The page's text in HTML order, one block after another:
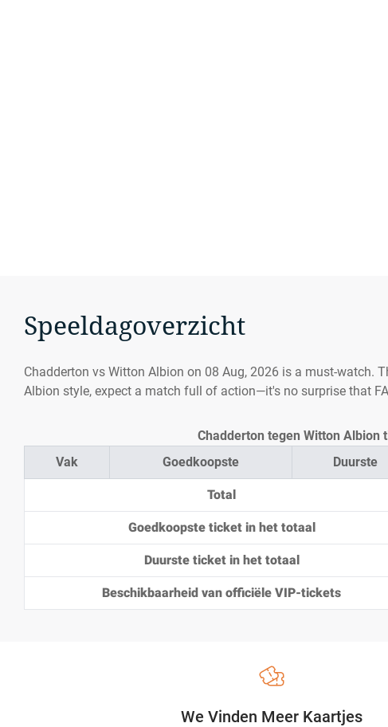
Speeldagoverzicht
Chadderton vs Witton Albion on 08 Aug, 2026 is a must-watch.
Albion style, expect a match full of action—it's no surprise that
Vak Goedkoopste Duurste
Total
Goedkoopste ticket in het totaal
Duurste ticket in het totaal
Beschikbaarheid van officiële VIP-tickets
Chadderton tegen Witton
We Vinden Meer Kaartjes